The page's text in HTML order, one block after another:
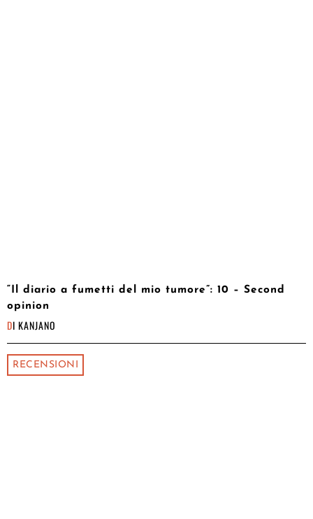
“Il diario a fumetti del mio tumore”: 10 – Second
opinion
DI KANJANO
RECENSIONI